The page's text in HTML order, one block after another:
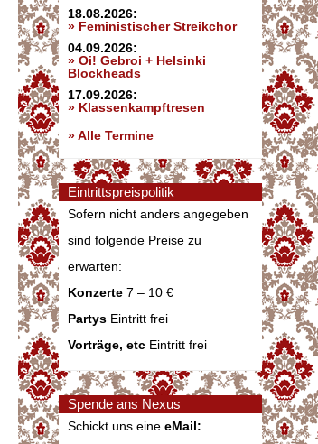
18.08.2026:
» Feministischer Streikchor
04.09.2026:
» Oi! Gebroi + Helsinki
Blockheads
17.09.2026:
» Klassenkampftresen
» Alle Termine
Eintrittspreispolitik
Sofern nicht anders angegeben
sind folgende Preise zu
erwarten:
Konzerte 7 – 10 €
Partys Eintritt frei
Vorträge, etc Eintritt frei
Spende ans Nexus
Schickt uns eine eMail: